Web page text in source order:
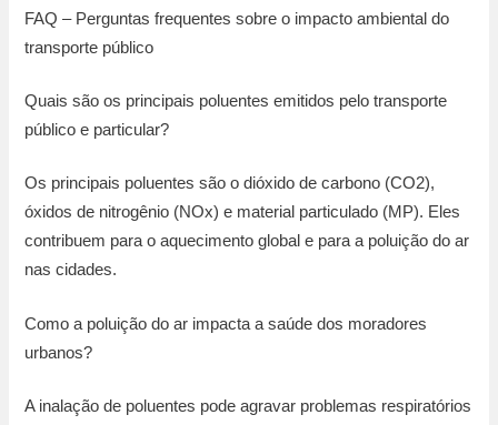
FAQ – Perguntas frequentes sobre o impacto ambiental do
transporte público
Quais são os principais poluentes emitidos pelo transporte
público e particular?
Os principais poluentes são o dióxido de carbono (CO2),
óxidos de nitrogênio (NOx) e material particulado (MP). Eles
contribuem para o aquecimento global e para a poluição do ar
nas cidades.
Como a poluição do ar impacta a saúde dos moradores
urbanos?
A inalação de poluentes pode agravar problemas respiratórios